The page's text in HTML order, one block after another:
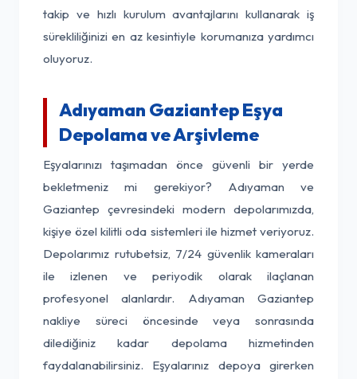
takip ve hızlı kurulum avantajlarını kullanarak iş
sürekliliğinizi en az kesintiyle korumanıza yardımcı
oluyoruz.
Adıyaman Gaziantep Eşya
Depolama ve Arşivleme
Eşyalarınızı taşımadan önce güvenli bir yerde
bekletmeniz mi gerekiyor? Adıyaman ve
Gaziantep çevresindeki modern depolarımızda,
kişiye özel kilitli oda sistemleri ile hizmet veriyoruz.
Depolarımız rutubetsiz, 7/24 güvenlik kameraları
ile izlenen ve periyodik olarak ilaçlanan
profesyonel alanlardır. Adıyaman Gaziantep
nakliye süreci öncesinde veya sonrasında
dilediğiniz kadar depolama hizmetinden
faydalanabilirsiniz. Eşyalarınız depoya girerken